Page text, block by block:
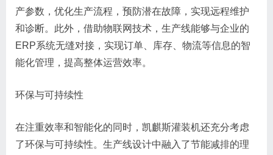
产参数，优化生产流程，预防潜在故障，实现远程维护
和诊断。此外，借助物联网技术，生产线能够与企业的
ERP系统无缝对接，实现订单、库存、物流等信息的智
能化管理，提高整体运营效率。
环保与可持续性
在注重效率和智能化的同时，凯麒斯灌装机还充分考虑
了环保与可持续性。生产线设计中融入了节能减排的理